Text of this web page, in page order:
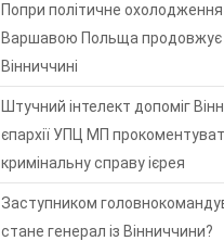
Попри політичне
Варшавою Польща продовжує
Вінниччині
Штучний інтелект допоміг
єпархії УПЦ МП
кримінальну справу ієрея
Заступником
стане генерал із Вінниччини?